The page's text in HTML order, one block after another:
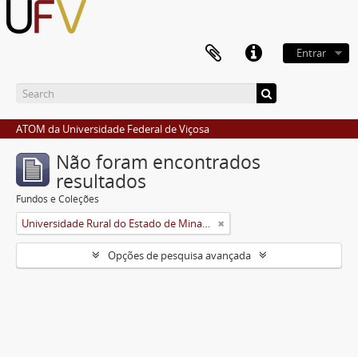
Entrar
ATOM da Universidade Federal de Viçosa
Não foram encontrados
resultados
Fundos e Coleções
Universidade Rural do Estado de Minas Gerais (Uremg)
Opções de pesquisa avançada